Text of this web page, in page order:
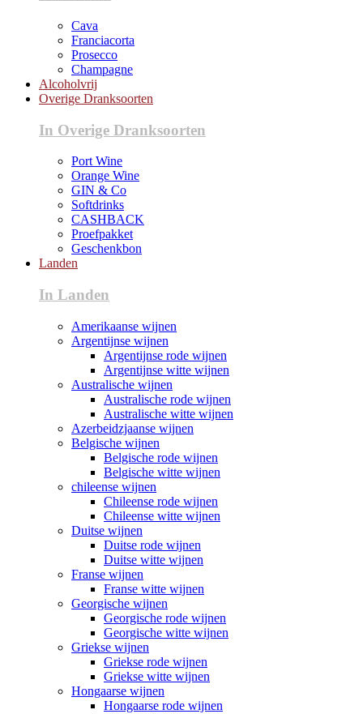
Cava
Franciacorta
Prosecco
Champagne
Alcoholvrij
Overige Dranksoorten
In Overige Dranksoorten
Port Wine
Orange Wine
GIN & Co
Softdrinks
CASHBACK
Proefpakket
Geschenkbon
Landen
In Landen
Amerikaanse wijnen
Argentijnse wijnen
Argentijnse rode wijnen
Argentijnse witte wijnen
Australische wijnen
Australische rode wijnen
Australische witte wijnen
Azerbeidzjaanse wijnen
Belgische wijnen
Belgische rode wijnen
Belgische witte wijnen
chileense wijnen
Chileense rode wijnen
Chileense witte wijnen
Duitse wijnen
Duitse rode wijnen
Duitse witte wijnen
Franse wijnen
Franse witte wijnen
Georgische wijnen
Georgische rode wijnen
Georgische witte wijnen
Griekse wijnen
Griekse rode wijnen
Griekse witte wijnen
Hongaarse wijnen
Hongaarse rode wijnen